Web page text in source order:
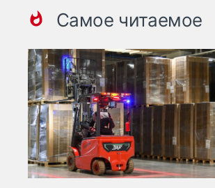
Самое читаемое